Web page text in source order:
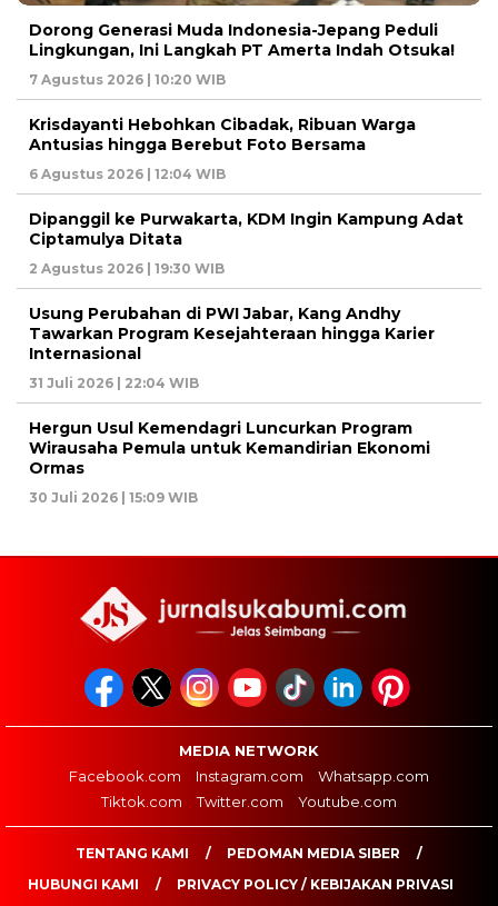
Dorong Generasi Muda Indonesia-Jepang Peduli
Lingkungan, Ini Langkah PT Amerta Indah Otsuka!
7 Agustus 2026 | 10:20 WIB
Krisdayanti Hebohkan Cibadak, Ribuan Warga
Antusias hingga Berebut Foto Bersama
6 Agustus 2026 | 12:04 WIB
Dipanggil ke Purwakarta, KDM Ingin Kampung Adat
Ciptamulya Ditata
2 Agustus 2026 | 19:30 WIB
Usung Perubahan di PWI Jabar, Kang Andhy
Tawarkan Program Kesejahteraan hingga Karier
Internasional
31 Juli 2026 | 22:04 WIB
Hergun Usul Kemendagri Luncurkan Program
Wirausaha Pemula untuk Kemandirian Ekonomi
Ormas
30 Juli 2026 | 15:09 WIB
MEDIA NETWORK
Facebook.com
Instagram.com
Whatsapp.com
Tiktok.com
Twitter.com Youtube.com
TENTANG KAMI
PEDOMAN MEDIA SIBER
HUBUNGI KAMI
PRIVACY POLICY / KEBIJAKAN PRIVASI